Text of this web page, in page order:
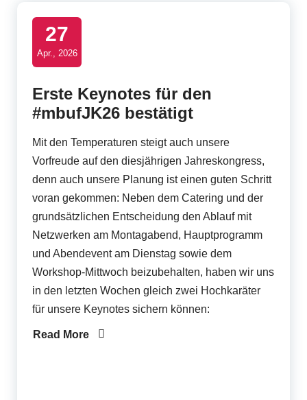
27
Apr., 2026
Erste Keynotes für den
#mbufJK26 bestätigt
Mit den Temperaturen steigt auch unsere
Vorfreude auf den diesjährigen Jahreskongress,
denn auch unsere Planung ist einen guten Schritt
voran gekommen: Neben dem Catering und der
grundsätzlichen Entscheidung den Ablauf mit
Netzwerken am Montagabend, Hauptprogramm
und Abendevent am Dienstag sowie dem
Workshop-Mittwoch beizubehalten, haben wir uns
in den letzten Wochen gleich zwei Hochkaräter
für unsere Keynotes sichern können:
Read More